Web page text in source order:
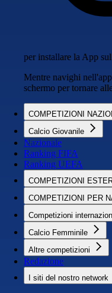
per installare la App
Mentre navighi
schermo per tornare
COMPETIZIONI
Calcio Giovanile
Nazionale
Ranking FIFA
Ranking UEFA
COMPETIZIONI
COMPETIZIONI PER
Competizioni
Calcio Femminile
Altre competizioni
Redazione
I siti del nostro network